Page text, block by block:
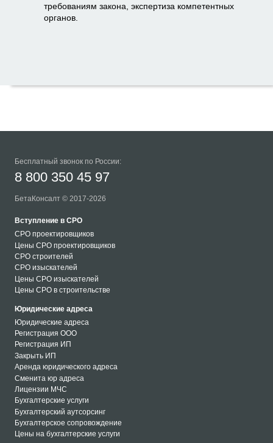
требованиям закона, экспертиза компетентных
органов.
Бесплатный звонок по России:
8 800 350 45 97
БетаКонсалт © 2017-2026
Вступление в СРО
СРО проектировщиков
Цены СРО проектировщиков
СРО строителей
СРО изыскателей
Цены СРО изыскателей
Цены СРО в строительстве
Юридические адреса
Юридические адреса
Регистрация ООО
Регистрация ИП
Закрыть ИП
Аренда юридического адреса
Сменита юр адреса
Лицензии МЧС
Бухгалтерские услуги
Бухгалтерский аутсорсинг
Бухгалтерское сопровождение
Цены на бухгалтерские услуги